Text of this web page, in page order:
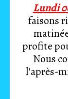
Lundi
faisons
profite
Nous
l'après-